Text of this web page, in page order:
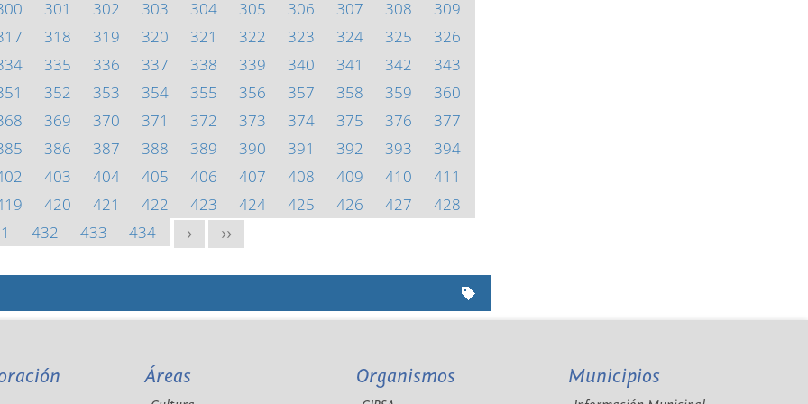
301 302 303 304 305 306 307 308
309
318 319 320 321 322 323 324 325
326
335 336 337 338 339 340 341 342
343
352 353 354 355 356 357 358 359
360
369 370 371 372 373 374 375 376
377
386 387 388 389 390 391 392 393
394
403 404 405 406 407 408 409 410
411
420 421 422 423 424 425 426 427
428
432 433 434 > >>
Áreas Organismos Municipios